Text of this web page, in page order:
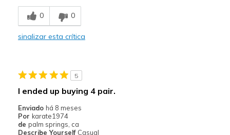
Breathe Well
Comfortable
Travel
Width
Sizing
View On Shoes
Shoes are for Wearing
0 0
sinalizar esta crítica
5
I ended up buying 4 pair.
Enviado há 8 meses
Por karate1974
de palm springs, ca
Describe Yourself Casual